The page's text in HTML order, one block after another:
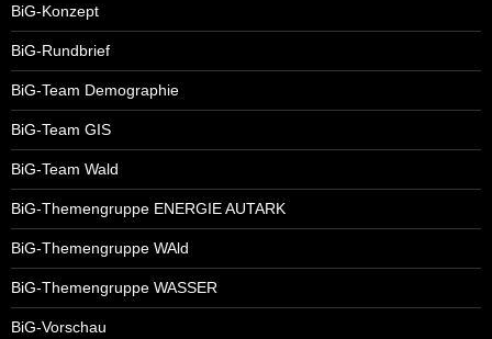
BiG-Konzept
BiG-Rundbrief
BiG-Team Demographie
BiG-Team GIS
BiG-Team Wald
BiG-Themengruppe ENERGIE AUTARK
BiG-Themengruppe WAld
BiG-Themengruppe WASSER
BiG-Vorschau